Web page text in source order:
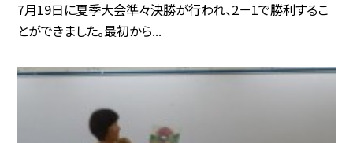
7月19日に夏季大会準々決勝が行われ、2－1で勝利するこ
とができました。最初から...